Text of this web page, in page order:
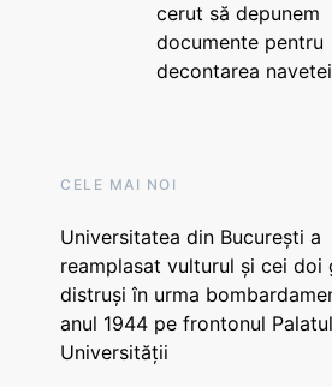
cerut să depunem
documente pentru
decontarea navetei
CELE MAI NOI
Universitatea din București a
reamplasat vulturul și cei doi
distruși în urma
anul 1944 pe frontonul
Universității